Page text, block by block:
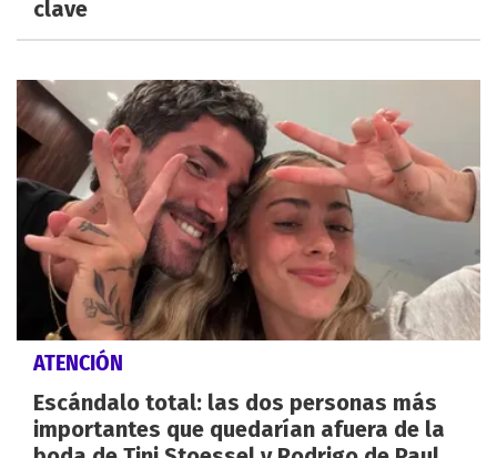
clave
ATENCIÓN
Escándalo total: las dos personas más
importantes que quedarían afuera de la